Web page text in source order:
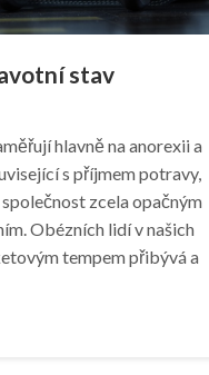
stav
hlavně na anorexii a
s příjmem potravy,
zcela opačným
Obézních lidí v našich
tempem přibývá a